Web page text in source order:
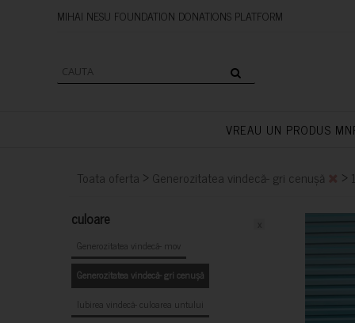
MIHAI NESU FOUNDATION
VREAU UN PRODUS
Toata oferta > Generozitatea vindecă- gri cenușă >
culoare
Generozitatea vindecă- mov
Generozitatea vindecă- gri cenușă
Iubirea vindecă- culoarea untului